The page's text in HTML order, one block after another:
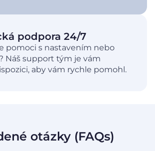
podpora 24/7
pomoci s nastavením nebo
Náš support tým je vám
aby vám rychle pomohl.
otázky (FAQs)